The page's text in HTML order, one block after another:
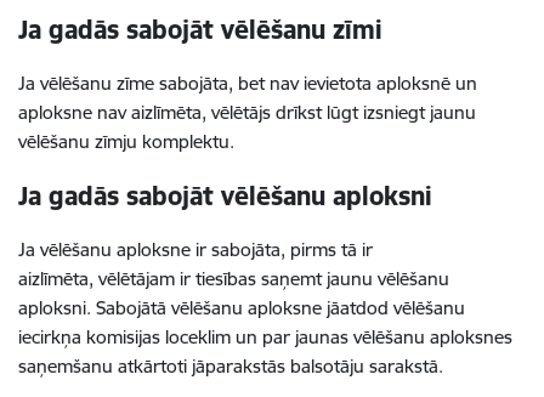
Ja gadās sabojāt vēlēšanu zīmi
Ja vēlēšanu zīme sabojāta, bet nav ievietota aploksnē un
aploksne nav aizlīmēta, vēlētājs drīkst lūgt izsniegt jaunu
vēlēšanu zīmju komplektu.
Ja gadās sabojāt vēlēšanu aploksni
Ja vēlēšanu aploksne ir sabojāta, pirms tā ir
aizlīmēta, vēlētājam ir tiesības saņemt jaunu vēlēšanu
aploksni. Sabojātā vēlēšanu aploksne jāatdod vēlēšanu
iecirkņa komisijas loceklim un par jaunas vēlēšanu aploksnes
saņemšanu atkārtoti jāparakstās balsotāju sarakstā.